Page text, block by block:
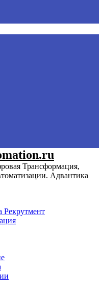
Трансформация,
Адвантика
Рекрутмент